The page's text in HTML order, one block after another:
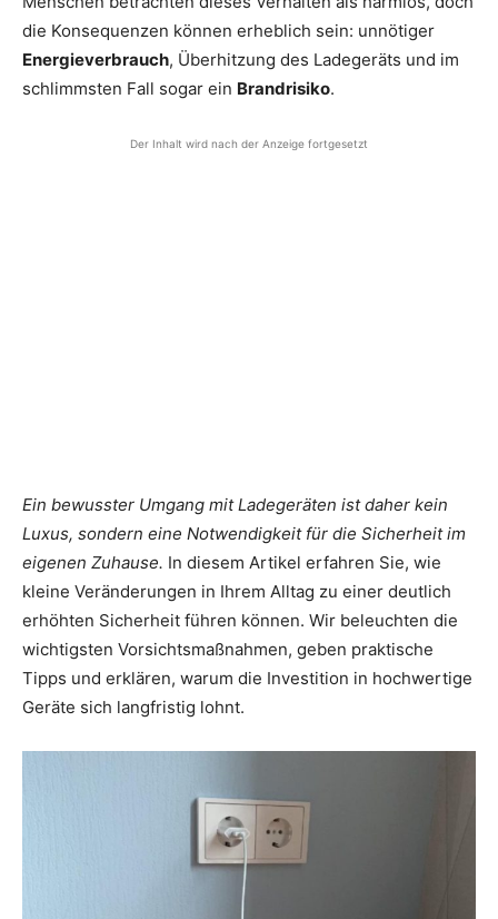
die Konsequenzen können erheblich sein: unnötiger
Energieverbrauch, Überhitzung des Ladegeräts und im
schlimmsten Fall sogar ein Brandrisiko.
Der Inhalt wird nach der Anzeige fortgesetzt
Ein bewusster Umgang mit Ladegeräten ist daher kein
Luxus, sondern eine Notwendigkeit für die Sicherheit im
eigenen Zuhause. In diesem Artikel erfahren Sie, wie
kleine Veränderungen in Ihrem Alltag zu einer deutlich
erhöhten Sicherheit führen können. Wir beleuchten die
wichtigsten Vorsichtsmaßnahmen, geben praktische
Tipps und erklären, warum die Investition in hochwertige
Geräte sich langfristig lohnt.